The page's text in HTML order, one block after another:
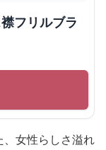
フリルブラ
女性らしさ溢れ